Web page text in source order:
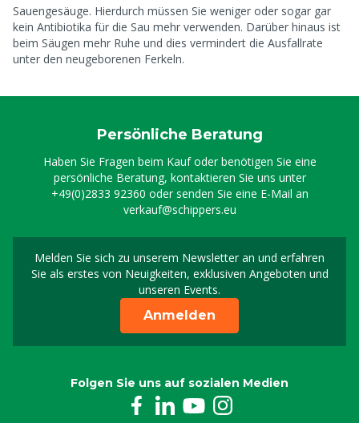
Sauengesäuge. Hierdurch müssen Sie weniger oder sogar gar
kein Antibiotika für die Sau mehr verwenden. Darüber hinaus ist
beim Säugen mehr Ruhe und dies vermindert die Ausfallrate
unter den neugeborenen Ferkeln.
Persönliche Beratung
Haben Sie Fragen beim Kauf oder benötigen Sie eine
persönliche Beratung, kontaktieren Sie uns unter
+49(0)2833 92360 oder senden Sie eine E-Mail an
verkauf@schippers.eu
Melden Sie sich zu unserem Newsletter an und erfahren
Sie als erstes von Neuigkeiten, exklusiven Angeboten und
unseren Events.
Melden Sie sich für
Anmelden
Folgen Sie uns auf sozialen Medien